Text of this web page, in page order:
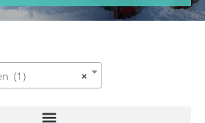
×
(1)